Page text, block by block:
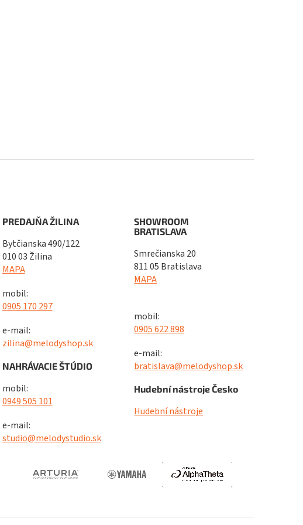
PREDAJŇA ŽILINA
Bytčianska 490/122
010 03 Žilina
MAPA
mobil:
0905 170 297
e-mail:
zilina@melodyshop.sk
NAHRÁVACIE ŠTÚDIO
mobil:
0949 505 101
e-mail:
studio@melodystudio.sk
SHOWROOM
BRATISLAVA
Smrečianska 20
811 05 Bratislava
MAPA
mobil:
0905 622 898
e-mail:
bratislava@melodyshop.sk
Hudební nástroje Česko
Hudební nástroje